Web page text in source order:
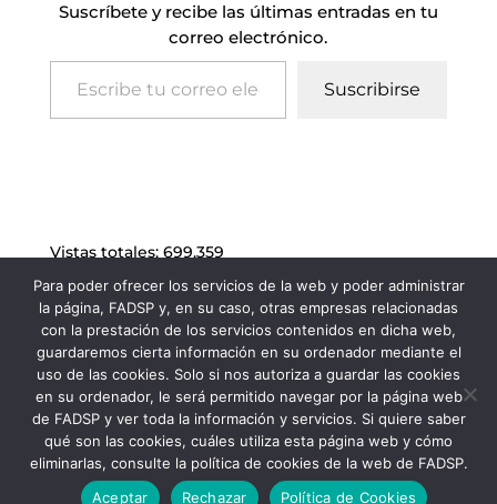
Suscríbete y recibe las últimas entradas en tu
correo electrónico.
Escribe tu correo electrónico…
Suscribirse
Vistas totales: 699.359
FADSP · 2023 |Aviso legal|Política de
Privacidad|Política de Cookies
Para poder ofrecer los servicios de la web y poder administrar
la página, FADSP y, en su caso, otras empresas relacionadas
con la prestación de los servicios contenidos en dicha web,
guardaremos cierta información en su ordenador mediante el
uso de las cookies. Solo si nos autoriza a guardar las cookies
en su ordenador, le será permitido navegar por la página web
de FADSP y ver toda la información y servicios. Si quiere saber
qué son las cookies, cuáles utiliza esta página web y cómo
eliminarlas, consulte la política de cookies de la web de FADSP.
Aceptar
Rechazar Política de Cookies